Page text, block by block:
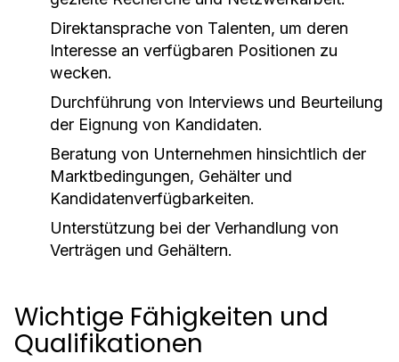
Direktansprache von Talenten, um deren
Interesse an verfügbaren Positionen zu
wecken.
Durchführung von Interviews und Beurteilung
der Eignung von Kandidaten.
Beratung von Unternehmen hinsichtlich der
Marktbedingungen, Gehälter und
Kandidatenverfügbarkeiten.
Unterstützung bei der Verhandlung von
Verträgen und Gehältern.
Wichtige Fähigkeiten und
Qualifikationen